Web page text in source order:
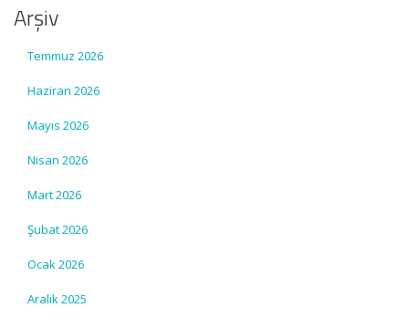
Arşiv
Temmuz 2026
Haziran 2026
Mayıs 2026
Nisan 2026
Mart 2026
Şubat 2026
Ocak 2026
Aralık 2025